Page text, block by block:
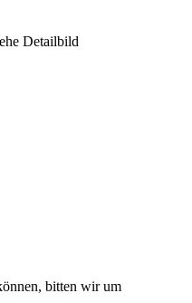
Detailbild
bitten wir um